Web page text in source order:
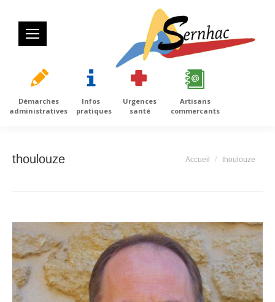
Démarches
administratives
Infos
pratiques
Urgences
santé
Artisans
commercants
thoulouze Vous êtes ici :
Accueil thoulouze